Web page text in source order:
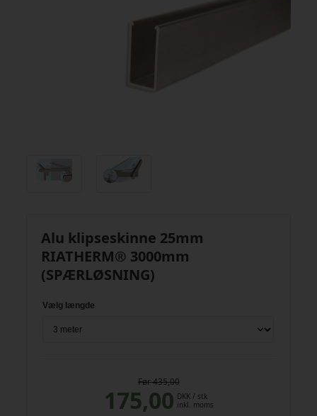
Alu klipseskinne 25mm
RIATHERM® 3000mm
(SPÆRLØSNING)
Vælg længde
Før 435,00
175,00 DKK/ stk
inkl. moms